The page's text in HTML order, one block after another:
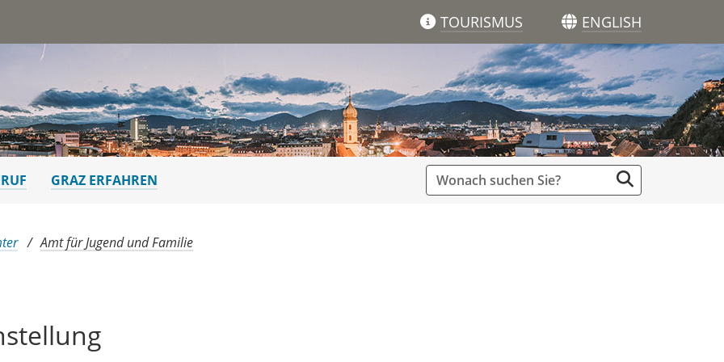
TOURISMUS ENGLISH
GRAZ ERFAHREN
Amt für Jugend und Familie